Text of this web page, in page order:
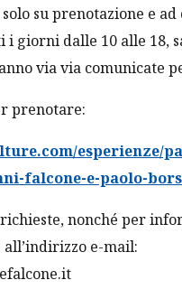
Falcone, d’intesa con
per la
(statali e non),
di iniziative di
su prenotazione e
i giorni dalle 10 alle 18,
via via comunicate
prenotare:
esperienze/
falcone-e-paolo-
nonché per
e-mail: